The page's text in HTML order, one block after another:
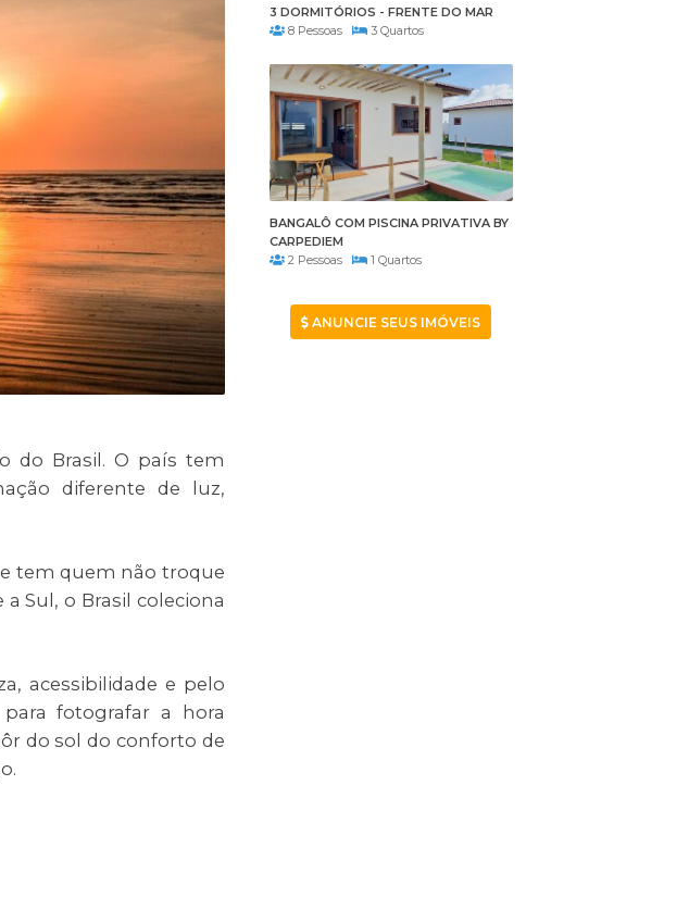
do Brasil. O país tem
diferente de luz,
tem quem não troque
Sul, o Brasil coleciona
acessibilidade e pelo
fotografar a hora
do sol do conforto de
3 DORMITÓRIOS - FRENTE DO MAR
8 Pessoas
3 Quartos
BANGALÔ COM PISCINA PRIVATIVA BY
CARPEDIEM
2 Pessoas
1 Quartos
ANUNCIE SEUS IMÓVEIS